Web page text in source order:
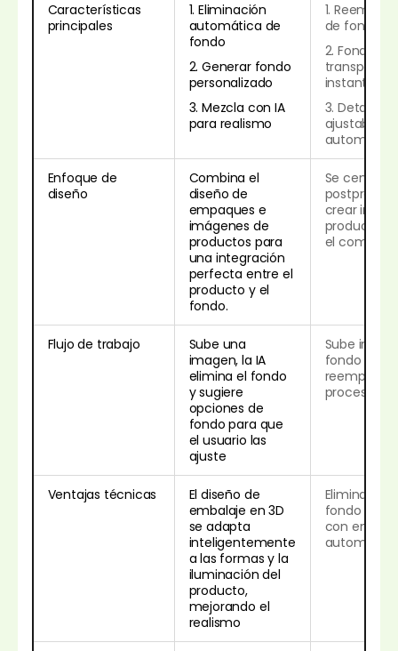
Características
principales
1. Eliminación
automática de
fondo
2. Generar fondo
personalizado
3. Mezcla con IA
para realismo
1.
de fondo
2. Fondo
instantáneo
3. Detalles
ajustables
automática
Enfoque de
diseño
Combina el
diseño de
empaques e
imágenes de
productos para
una integración
perfecta entre el
producto y el
fondo.
Se centra
crear
productos
el
Flujo de trabajo
Sube una
imagen, la IA
elimina el fondo
y sugiere
opciones de
fondo para que
el usuario las
ajuste
Sube
fondo
reemplazo
Ventajas técnicas
El diseño de
embalaje en 3D
se adapta
inteligentemente
a las formas y la
iluminación del
producto,
mejorando el
realismo
fondo
con